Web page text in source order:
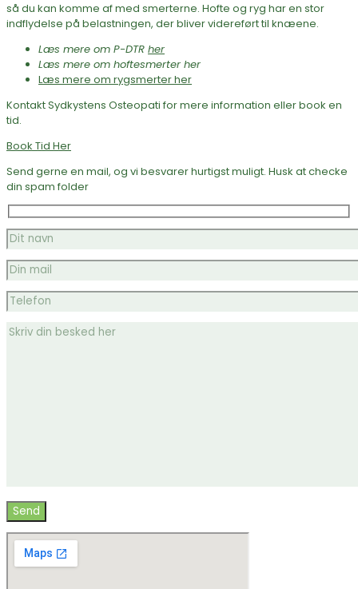
så du kan komme af med smerterne. Hofte og ryg har en stor
indflydelse på belastningen, der bliver videreført til knæene.
Læs mere om P-DTR her
Læs mere om hoftesmerter her
Læs mere om rygsmerter her
Kontakt Sydkystens Osteopati for mere information eller book en
tid.
Book Tid Her
Send gerne en mail, og vi besvarer hurtigst muligt. Husk at checke
din spam folder